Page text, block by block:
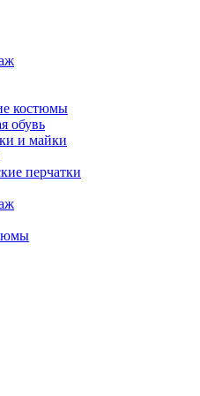
костюмы
обувь
и майки
перчатки